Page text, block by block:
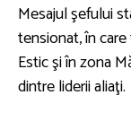
Mesajul şefului
tensionat, în
Estic şi în zona
dintre liderii aliaţi.